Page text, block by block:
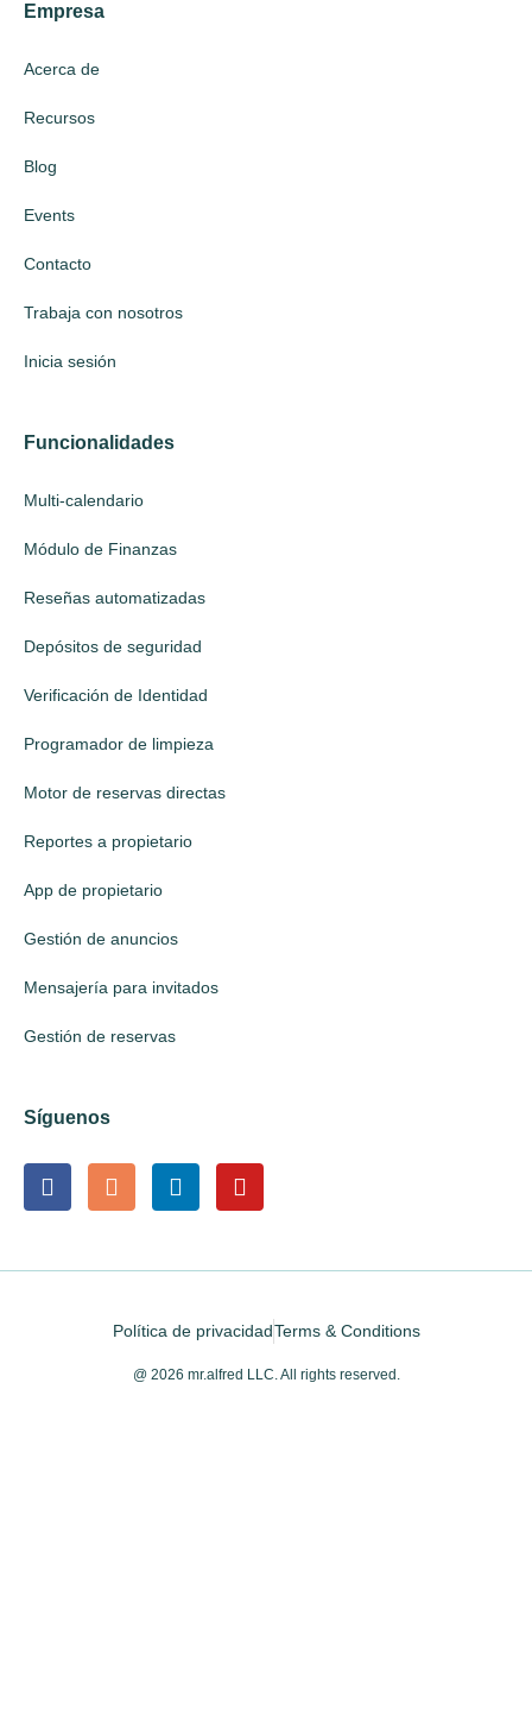
Empresa
Acerca de
Recursos
Blog
Events
Contacto
Trabaja con nosotros
Inicia sesión
Funcionalidades
Multi-calendario
Módulo de Finanzas
Reseñas automatizadas
Depósitos de seguridad
Verificación de Identidad
Programador de limpieza
Motor de reservas directas
Reportes a propietario
App de propietario
Gestión de anuncios
Mensajería para invitados
Gestión de reservas
Síguenos
@ 2026 mr.alfred LLC. All rights reserved.
Política de privacidadTerms & Conditions